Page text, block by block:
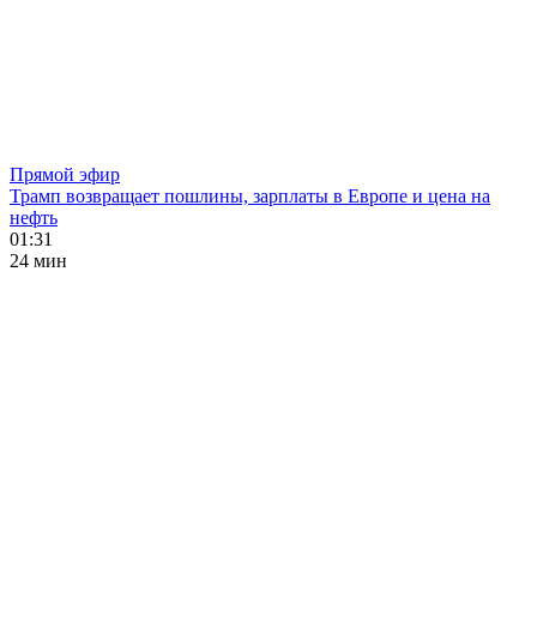
Прямой эфир
Трамп возвращает пошлины, зарплаты в Европе и цена на
нефть
01:31
24 мин